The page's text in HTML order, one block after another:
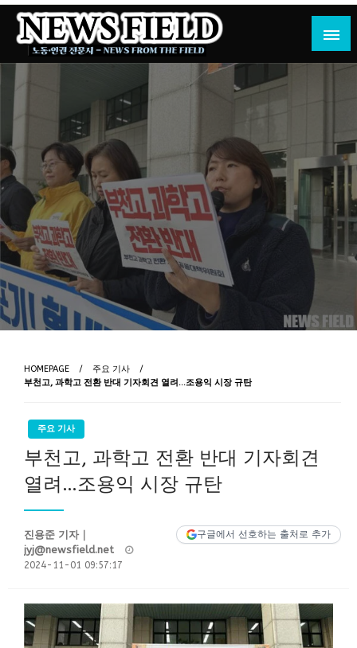
Skip
content
뉴스필드
노동·인권 전문지
HOMEPAGE
주요 기사
부천고, 과학고 전환 반대 기자회견 열려…조용익 시장 규탄
주요 기사
부천고, 과학고 전환 반대 기자회견
열려…조용익 시장 규탄
구글에서 선호하는 출처로 추가
진용준 기자｜
jyj@newsfield.net
2024-11-01 09:57:17